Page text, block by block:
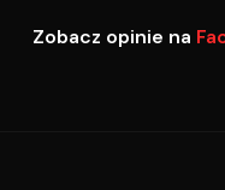
Zobacz opinie na